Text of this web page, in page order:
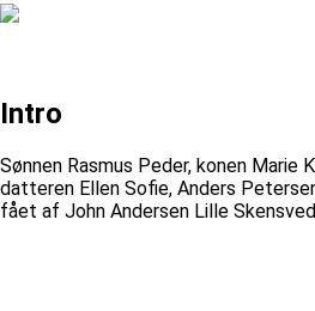
Intro
Sønnen Rasmus Peder, konen Marie
datteren Ellen Sofie, Anders
fået af John Andersen Lille Skensved